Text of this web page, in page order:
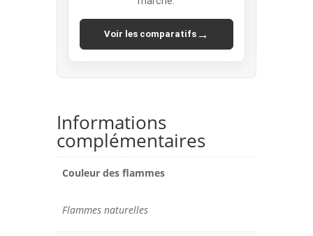
Voir les comparatifs→
Informations
complémentaires
Couleur des flammes
Flammes naturelles